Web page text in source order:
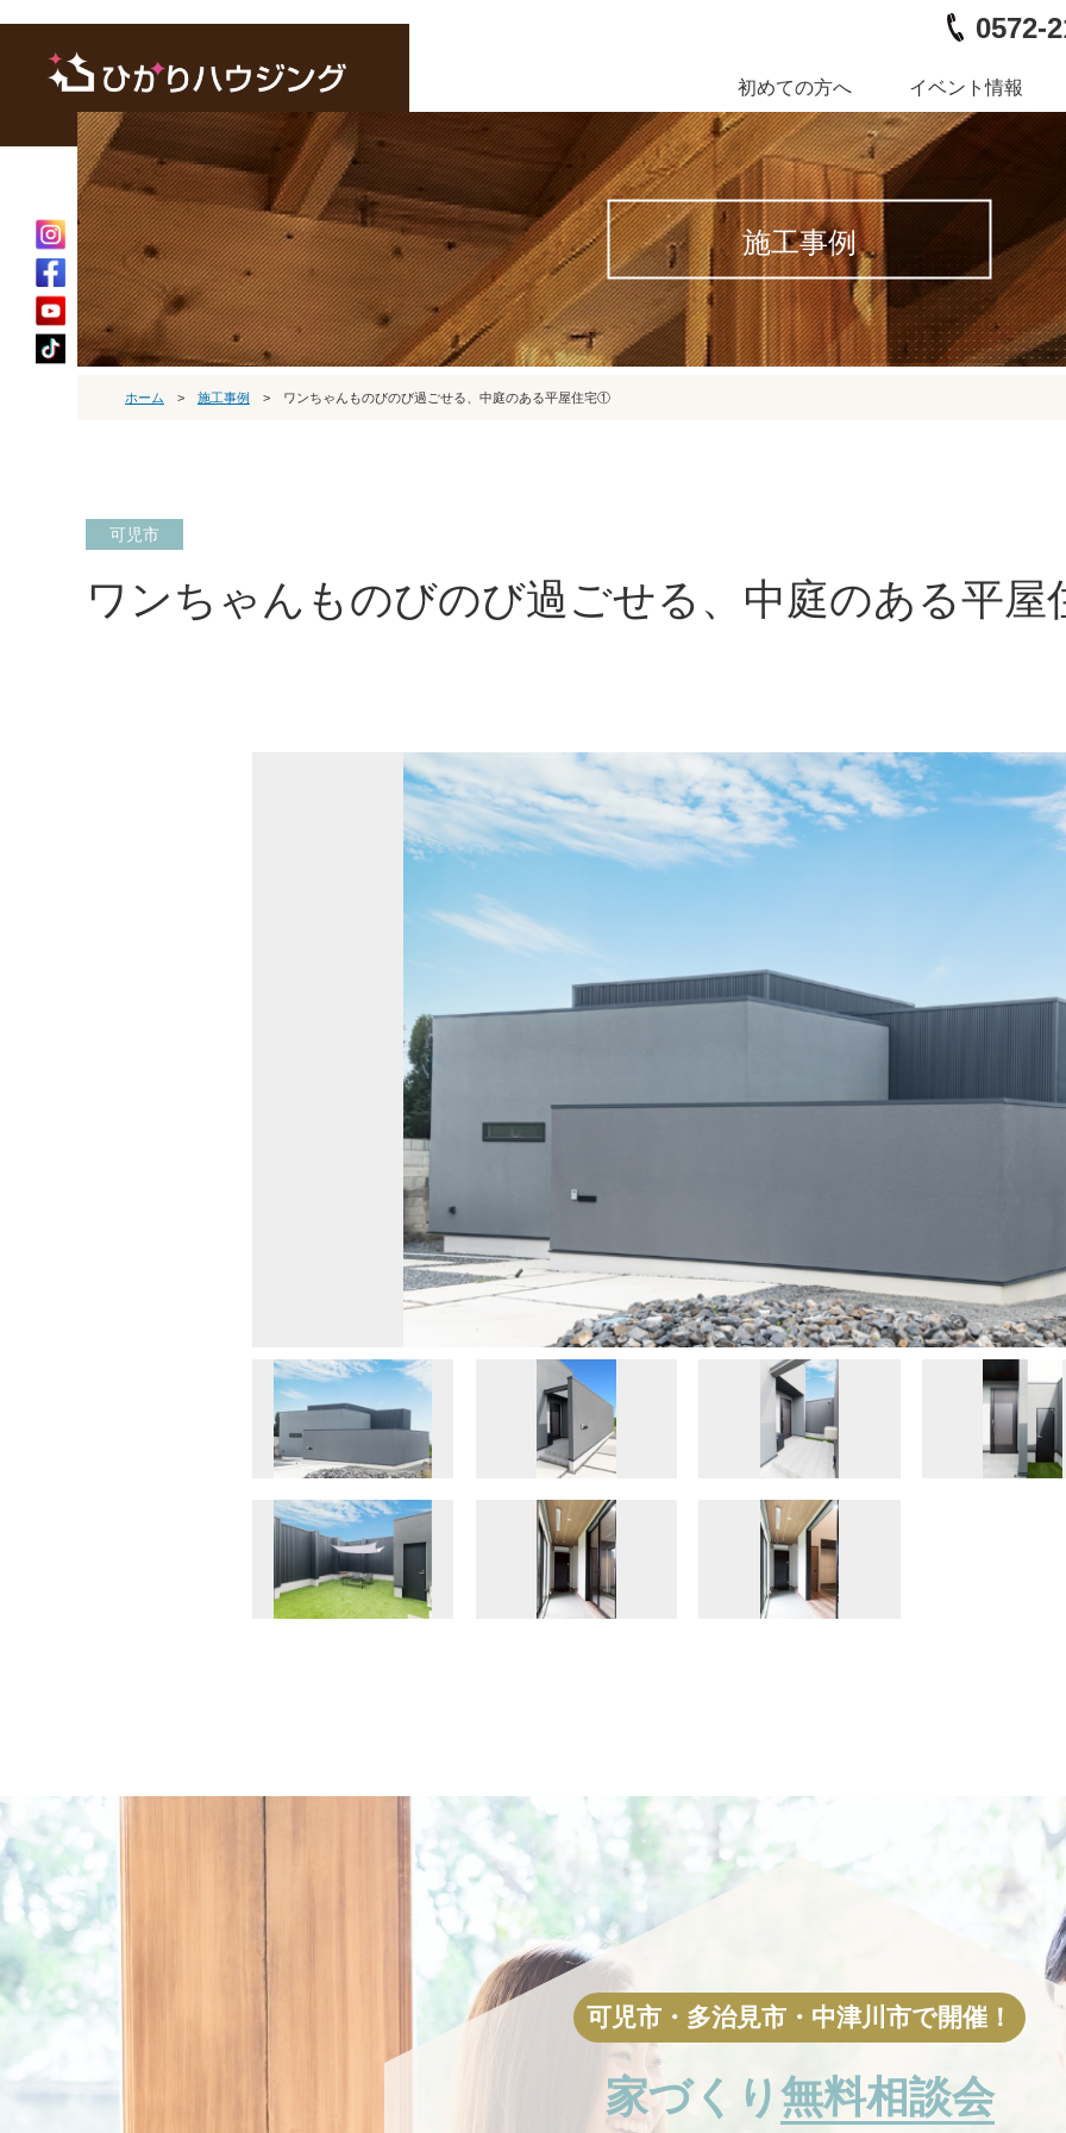
0572-
初めての方へ イベント情報
施工事例
ホーム > 施工事例 > ワンちゃんものびのび過ごせる、中庭のある平屋住宅①
可児市
ワンちゃんものびのび過ごせる、中庭のある平
家づくり無料相談会